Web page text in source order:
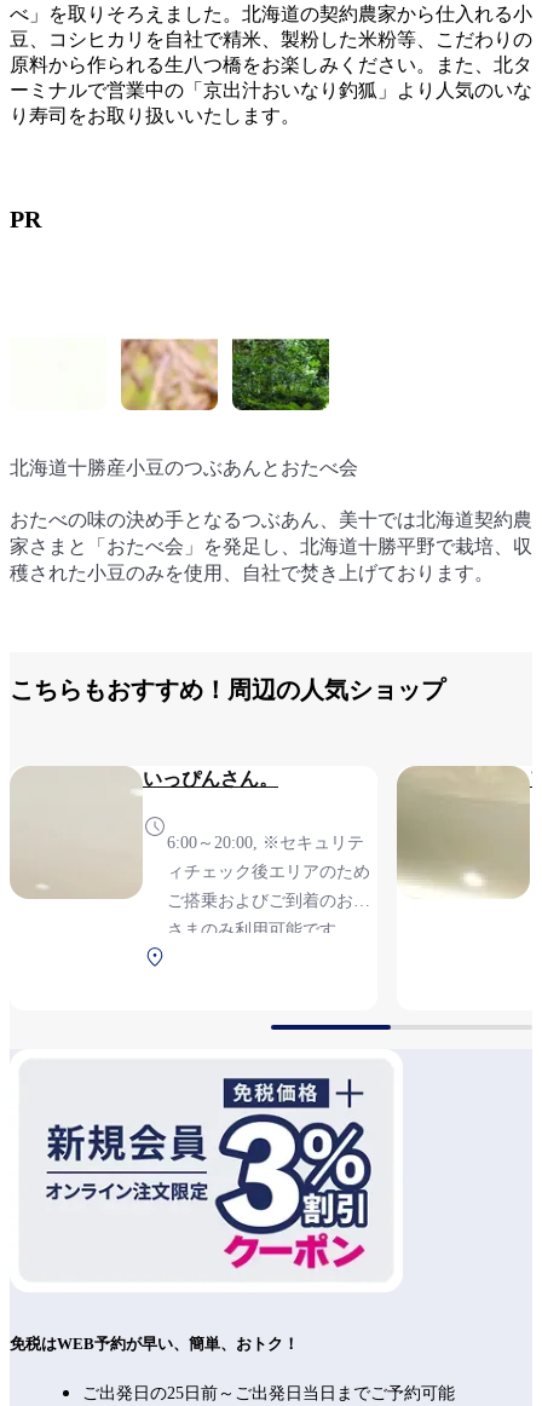
べ」を取りそろえました。北海道の契約農家から仕入れる小
豆、コシヒカリを自社で精米、製粉した米粉等、こだわりの
原料から作られる生八つ橋をお楽しみください。また、北タ
ーミナルで営業中の「京出汁おいなり釣狐」より人気のいな
り寿司をお取り扱いいたします。
PR
北海道十勝産小豆のつぶあんとおたべ会
おたべの味の決め手となるつぶあん、美十では北海道契約農
家さまと「おたべ会」を発足し、北海道十勝平野で栽培、収
穫された小豆のみを使用、自社で焚き上げております。
国産コシヒカリ
生八つ橋の原料の主になるお米。お米でも「おたべ会」を発
足し、国産の特別栽培米を玄米で仕入れ、精米・製粉を行っ
たのち、おたべに仕上げております。
日本名水百選 瓜割の水
おいしい水で生八つ橋の生地はできあがっています。美十、
若狭工場の近く、福井県若狭町の山中、天徳寺境内奥の岩間
から湧き出る「瓜割の水」、純度が高くミネラル成分の溶け
京出汁おいなり釣狐
上質な嵯峨豆腐森嘉のお揚げをたっぷりの出汁で焚き上げ、
出汁のおいしさを存分に味わっていただける「京出汁おいな
り 釣狐」のいなり寿司が南ターミナルでもお買い求めいた
こちらもおすすめ！周辺の人気ショップ
いっぴんさん。
6:00～20:00, ※セキュリテ
ィチェック後エリアのため
ご搭乗およびご到着のお客
さまのみ利用可能です
免税はWEB予約が早い、簡単、おトク！
ご出発日の25日前～ご出発日当日までご予約可能